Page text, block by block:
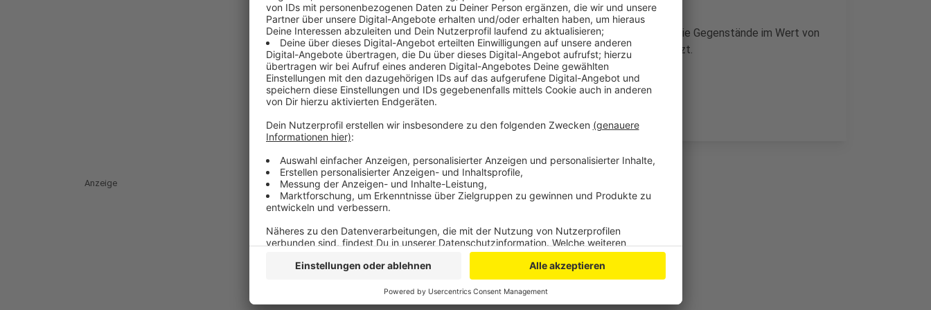
Sie nahmen Werkzeug mit und brachten es in ein Auto. So haben sie Gegenstände im Wert von
mehreren Tausend Euro erbeutet. Die Kriminalpolizei ermittelt jetzt.
Anzeige
Anzeige